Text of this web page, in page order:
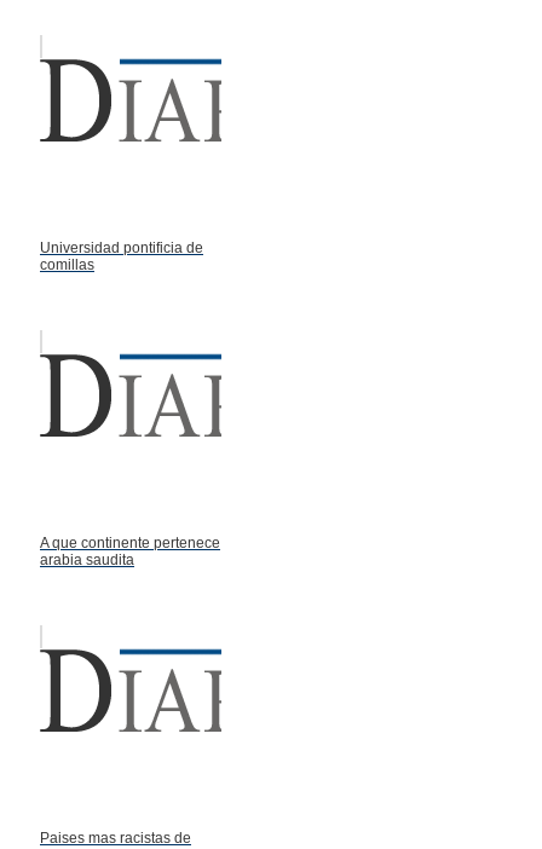
Universidad pontificia de
comillas
A que continente pertenece
arabia saudita
Paises mas racistas de